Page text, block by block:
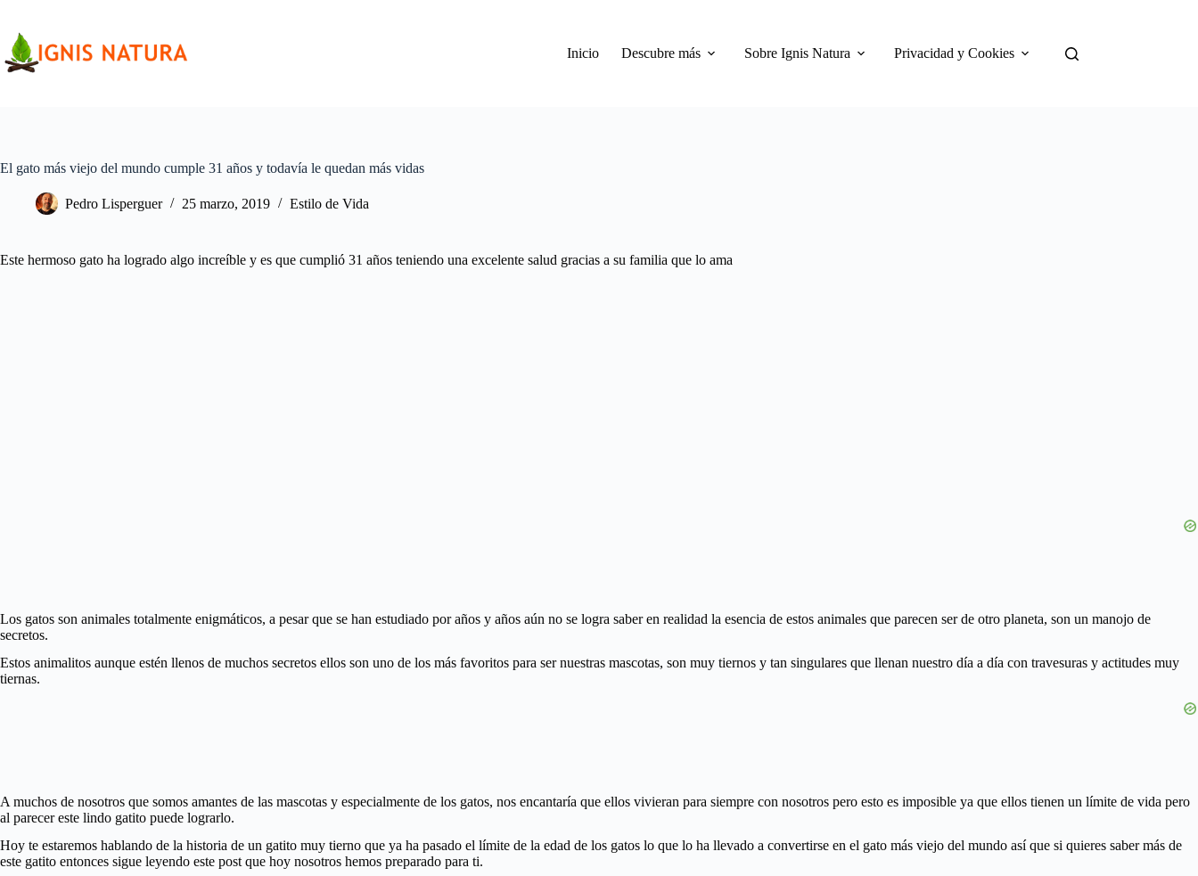
contenido
Inicio
Descubre más Sobre Ignis Natura Privacidad y Cookies
El gato más viejo del mundo cumple 31 años y todavía le quedan más vidas
Pedro Lisperguer 25 marzo, 2019 Estilo de Vida
Este hermoso gato ha logrado algo increíble y es que cumplió 31 años teniendo una excelente salud gracias a su familia que lo ama
Los gatos son animales totalmente enigmáticos, a pesar que se han estudiado por años y años aún no se logra saber en realidad la esencia de estos animales que parecen ser de otro planeta, son un manojo de
secretos.
Estos animalitos aunque estén llenos de muchos secretos ellos son uno de los más favoritos para ser nuestras mascotas, son muy tiernos y tan singulares que llenan nuestro día a día con travesuras y actitudes muy
tiernas.
A muchos de nosotros que somos amantes de las mascotas y especialmente de los gatos, nos encantaría que ellos vivieran para siempre con nosotros pero esto es imposible ya que ellos tienen un límite de vida pero
al parecer este lindo gatito puede lograrlo.
Hoy te estaremos hablando de la historia de un gatito muy tierno que ya ha pasado el límite de la edad de los gatos lo que lo ha llevado a convertirse en el gato más viejo del mundo así que si quieres saber más de
este gatito entonces sigue leyendo este post que hoy nosotros hemos preparado para ti.